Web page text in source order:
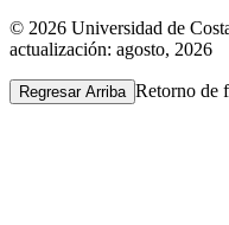
© 2026 Universidad de
actualización: agosto, 2026
Regresar Arriba Retorno de